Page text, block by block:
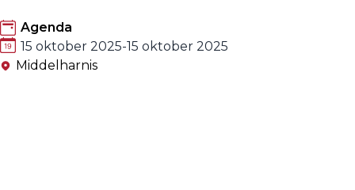
Agenda
15 oktober 2025-15 oktober 2025
Middelharnis